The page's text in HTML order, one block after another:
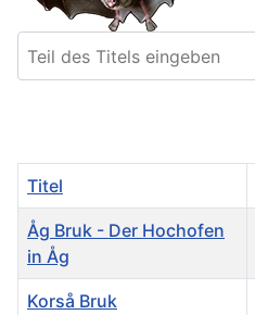
Titel
Åg Bruk - Der Hochofen
in Åg
Korså Bruk